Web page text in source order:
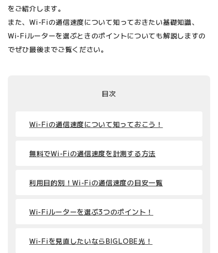
をご紹介します。
また、Wi-Fiの通信速度について知っておきたい基礎知識、
Wi-Fiルーターを選ぶときのポイントについても解説しますの
でぜひ最後までご覧ください。
目次
Wi-Fiの通信速度について知っておこう！
無料でWi-Fiの通信速度を計測する方法
利用目的別！Wi-Fiの通信速度の目安一覧
Wi-Fiルーターを選ぶ3つのポイント！
Wi-Fiを見直したいならBIGLOBE光！